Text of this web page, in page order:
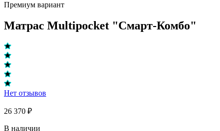
Премиум вариант
Матрас Multipocket "Смарт-Комбо"
Нет отзывов
26 370 ₽
В наличии